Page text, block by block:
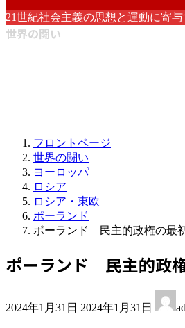
21世紀社会主義の思想と運動に寄
世界の闘い
フロントページ
世界の闘い
ヨーロッパ
ロシア
ロシア・東欧
ポーランド
ポーランド 民主的政権の最
ポーランド 民主的政
2024年1月31日 終
2024年1月31日